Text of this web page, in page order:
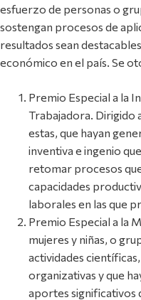
esfuerzo de personas o
sostengan procesos de
resultados sean
económico en el país. Se
Premio Especial a la
Trabajadora. Dirigido
estas, que hayan
inventiva e ingenio
retomar procesos
capacidades
laborales en las que
Premio Especial a la
mujeres y niñas, o
actividades
organizativas y que
aportes significativos